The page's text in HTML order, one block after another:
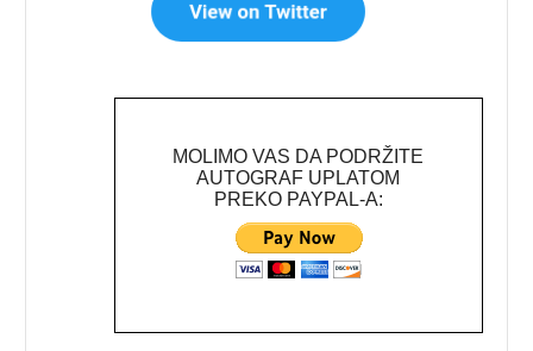
MOLIMO VAS DA PODRŽITE
AUTOGRAF UPLATOM
PREKO PAYPAL-A: